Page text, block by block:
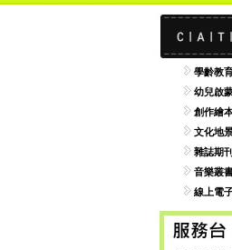
學齡教
幼兒啟
創作繪
文化地
雜誌期刊
音樂叢
線上電